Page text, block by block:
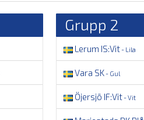
Grupp 2
Lerum IS:Vit- Lila
Vara SK- Gul
Öjersjö IF:Vit- Vit